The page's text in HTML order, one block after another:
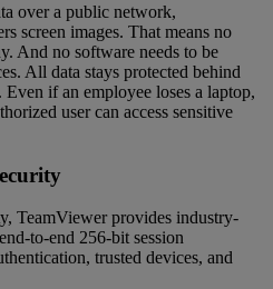
over a public network,
screen images. That means no
And no software needs to be
All data stays protected behind
if an employee loses a laptop,
user can access sensitive
TeamViewer provides industry-
to-end 256-bit session
trusted devices, and